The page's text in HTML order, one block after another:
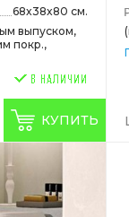
68x38x80 см.
выпуском,
покр.,
КУПИТЬ